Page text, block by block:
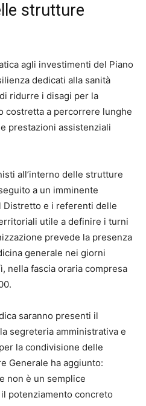
strutture
agli investimenti del Piano
dedicati alla sanità
ridurre i disagi per la
costretta a percorrere lunghe
prestazioni assistenziali
all’interno delle strutture
a un imminente
e i referenti delle
utile a definire i turni
prevede la presenza
generale nei giorni
nella fascia oraria compresa
saranno presenti il
segreteria amministrativa e
la condivisione delle
Generale ha aggiunto:
non è un semplice
potenziamento concreto